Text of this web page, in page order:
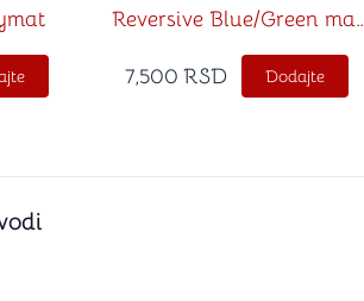
Reversive Blue/Green mat
Squares obostrani 121 x 88
7,500 RSD Dodajte